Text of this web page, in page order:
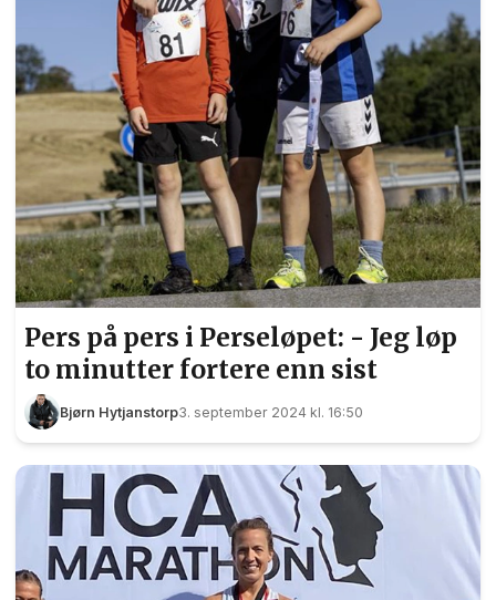
Pers på pers i Perseløpet: - Jeg løp
to minutter fortere enn sist
Bjørn Hytjanstorp3. september 2024 kl. 16:50